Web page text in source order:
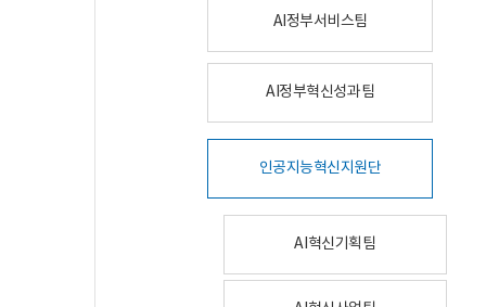
AI정부서비스팀
AI정부혁신성과팀
인공지능혁신지원단
AI혁신기획팀